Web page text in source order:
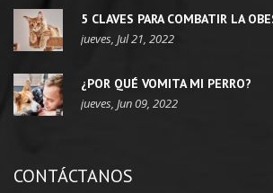
5 CLAVES PARA COMBATIR LA
jueves, Jul 21, 2022
¿POR QUÉ VOMITA MI PERRO?
jueves, Jun 09, 2022
CONTÁCTANOS